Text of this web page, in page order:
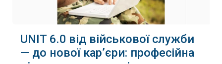
UNIT 6.0 від військової служби
— до нової кар’єри: професійна